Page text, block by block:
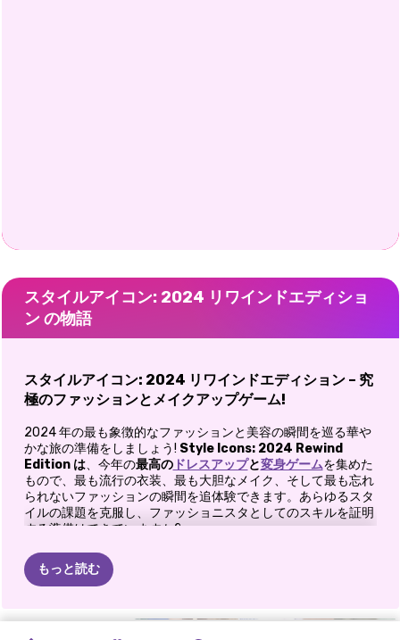
スタイルアイコン: 2024 リワインドエディショ
ン の物語
スタイルアイコン: 2024 リワインドエディション – 究
極のファッションとメイクアップゲーム!
2024 年の最も象徴的なファッションと美容の瞬間を巡る華や
かな旅の準備をしましょう! Style Icons: 2024 Rewind
Edition は、今年の最高のドレスアップと変身ゲームを集めた
もので、最も流行の衣装、最も大胆なメイク、そして最も忘れ
られないファッションの瞬間を追体験できます。あらゆるスタ
イルの課題を克服し、ファッショニスタとしてのスキルを証明
する準備はできていますか?
スタイルアイコンの遊び方: 2024年リワインド版
もっと読む
イビサ
フェスティバ 水曜日のソフ